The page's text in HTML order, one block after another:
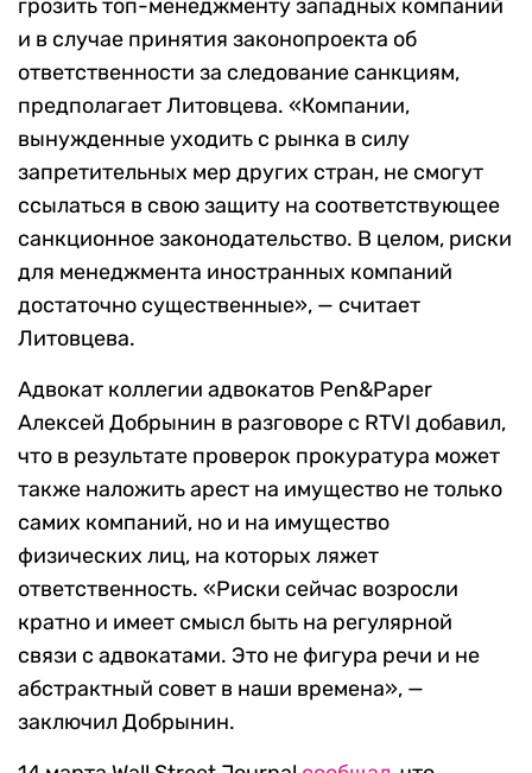
грозить топ-менеджменту западных компаний
и в случае принятия законопроекта об
ответственности за следование санкциям,
предполагает Литовцева. «Компании,
вынужденные уходить с рынка в силу
запретительных мер других стран, не смогут
ссылаться в свою защиту на соответствующее
санкционное законодательство. В целом, риски
для менеджмента иностранных компаний
достаточно существенные», — считает
Литовцева.
Адвокат коллегии адвокатов Pen&Paper
Алексей Добрынин в разговоре с RTVI добавил,
что в результате проверок прокуратура может
также наложить арест на имущество не только
самих компаний, но и на имущество
физических лиц, на которых ляжет
ответственность. «Риски сейчас возросли
кратно и имеет смысл быть на регулярной
связи с адвокатами. Это не фигура речи и не
абстрактный совет в наши времена», —
заключил Добрынин.